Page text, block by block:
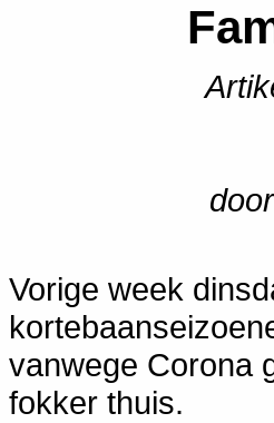
Vorige week
vanwege Corona
fokker thuis.